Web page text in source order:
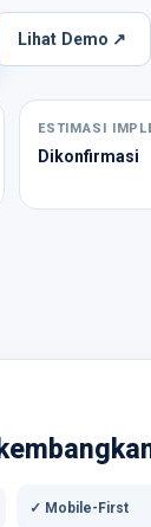
Lihat Demo ↗
ESTIMASI
Dikonfirmasi
✓ Mobile-First